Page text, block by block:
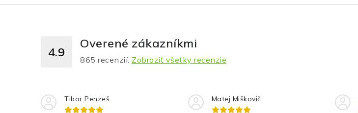
4.9
Overené zákazníkmi
865 recenzií. Zobraziť všetky recenzie
Tibor Penzeš Matej Miškovič